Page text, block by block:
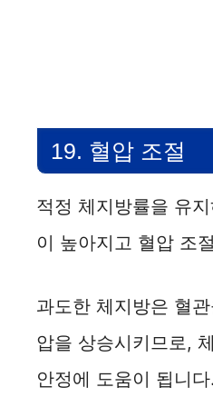
19. 혈압 조절
적정 체지방률을 유
이 높아지고 혈압 조
과도한 체지방은 혈
압을 상승시키므로,
안정에 도움이 됩니다.